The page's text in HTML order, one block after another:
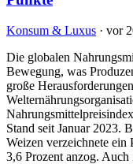
Konsum & Luxus · vor
Die globalen
Bewegung, was
große
Stand seit Januar 2023.
Weizen verzeichnete
3,6 Prozent anzog.